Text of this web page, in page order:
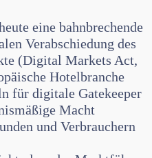
eine bahnbrechende
Verabschiedung des
(Digital Markets Act,
Hotelbranche
für digitale Gatekeeper
Macht
und Verbrauchern